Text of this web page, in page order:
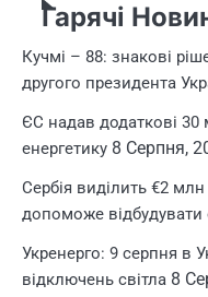
Гарячі
Кучмі – 88: знакові
другого президента
ЄС надав додаткові 30
енергетику 8 Серпня,
Сербія виділить €2 млн
допоможе відбудувати
Укренерго: 9 серпня в
відключень світла 8